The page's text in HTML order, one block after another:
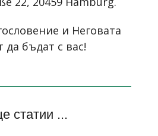
и Неговата
да бъдат с вас!
статии ...